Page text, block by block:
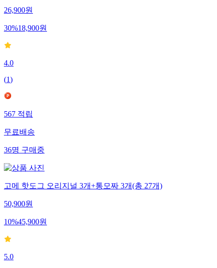
26,900원
30%18,900원
4.0
(1)
567적립
무료배송
36명구매중
고메 핫도그 오리지널 3개+통모짜 3개(총 27개)
50,900원
10%45,900원
5.0